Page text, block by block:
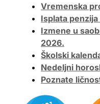
Vremenska
Isplata
Izmene u
2026.
Školski
Nedeljni
Poznate